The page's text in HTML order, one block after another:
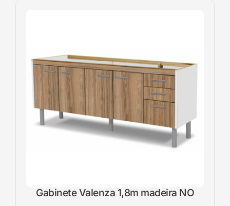
Gabinete Valenza 1,8m madeira NO